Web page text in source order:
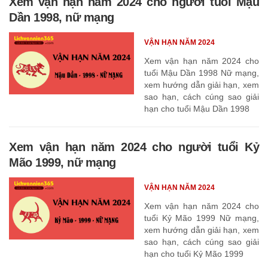
Dần 1998, nữ mạng
Xem vận hạn năm 2024 cho
tuổi Mậu Dần 1998 Nữ mạng,
xem hướng dẫn giải hạn, xem
sao hạn, cách cúng sao giải
hạn cho tuổi Mậu Dần 1998
VẬN HẠN NĂM 2024
Xem vận hạn năm 2024 cho người tuổi Kỷ
Mão 1999, nữ mạng
Xem vận hạn năm 2024 cho
tuổi Kỷ Mão 1999 Nữ mạng,
xem hướng dẫn giải hạn, xem
sao hạn, cách cúng sao giải
hạn cho tuổi Kỷ Mão 1999
VẬN HẠN NĂM 2024